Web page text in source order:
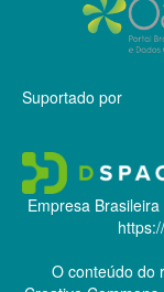
Suportado por
Empresa
O conteúdo do